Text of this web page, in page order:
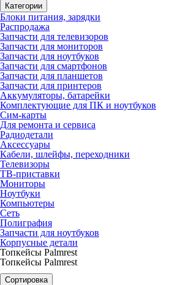
Категории
Блоки питания, зарядки
Распродажа
Запчасти для телевизоров
Запчасти для мониторов
Запчасти для ноутбуков
Запчасти для смартфонов
Запчасти для планшетов
Запчасти для принтеров
Аккумуляторы, батарейки
Комплектующие для ПК и ноутбуков
Сим-карты
Для ремонта и сервиса
Радиодетали
Аксессуары
Кабели, шлейфы, переходники
Телевизоры
ТВ-приставки
Мониторы
Ноутбуки
Компьютеры
Сеть
Полиграфия
Запчасти для ноутбуков
Корпусные детали
Топкейсы Palmrest
Топкейсы Palmrest
Сортировка